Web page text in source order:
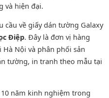
và hiện đại.
cầu về giấy dán tường Galaxy
Điệp. Đây là đơn vị hàng
Nội và phân phối sản
tường, in tranh theo mẫu tại
năm kinh nghiệm trong